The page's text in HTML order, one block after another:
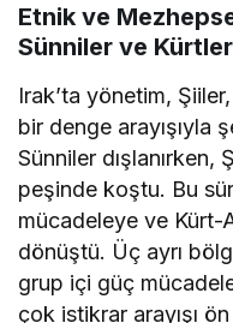
Etnik ve
Sünniler ve Kürtler
Irak’ta yönetim,
bir denge arayışıyla
Sünniler dışlanırken,
peşinde koştu. Bu
mücadeleye ve Kürt-
dönüştü. Üç ayrı
grup içi güç
çok istikrar arayışı